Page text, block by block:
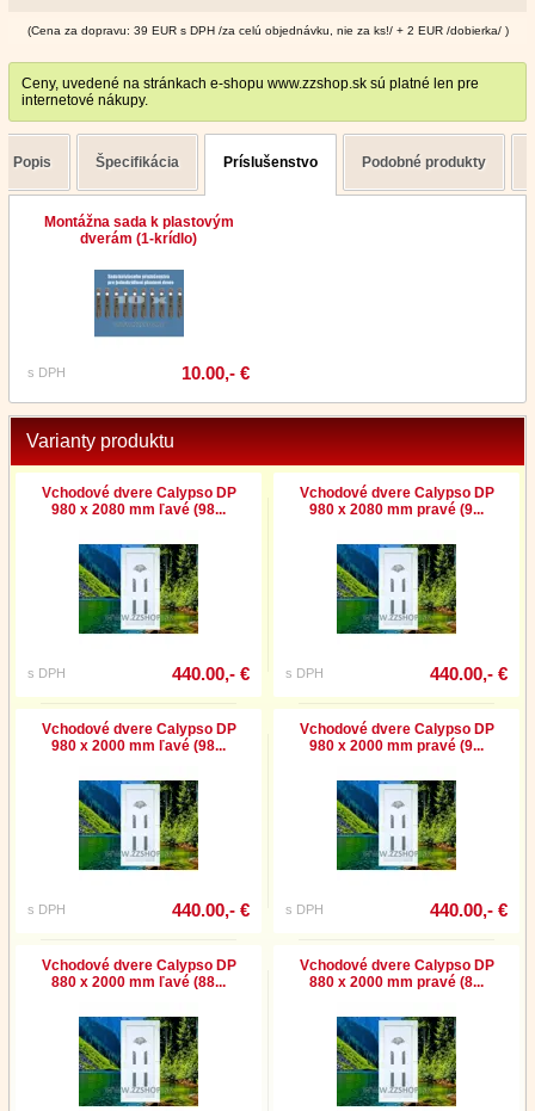
(Cena za dopravu: 39 EUR s DPH /za celú objednávku, nie za ks!/ + 2 EUR /dobierka/ )
Ceny, uvedené na stránkach e-shopu www.zzshop.sk sú platné len pre
internetové nákupy.
Popis Špecifikácia Príslušenstvo Podobné produkty
Montážna sada k plastovým
dverám (1-krídlo)
s DPH 10.00,- €
Varianty produktu
Vchodové dvere Calypso DP
980 x 2080 mm ľavé (98...
s DPH 440.00,- €
Vchodové dvere Calypso DP
980 x 2080 mm pravé (9...
s DPH 440.00,- €
Vchodové dvere Calypso DP
980 x 2000 mm ľavé (98...
s DPH 440.00,- €
Vchodové dvere Calypso DP
980 x 2000 mm pravé (9...
s DPH 440.00,- €
Vchodové dvere Calypso DP
880 x 2000 mm ľavé (88...
Vchodové dvere Calypso DP
880 x 2000 mm pravé (8...